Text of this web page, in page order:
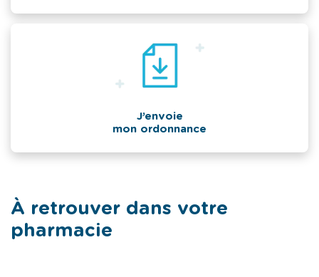
J’envoie
mon ordonnance
À retrouver dans votre
pharmacie